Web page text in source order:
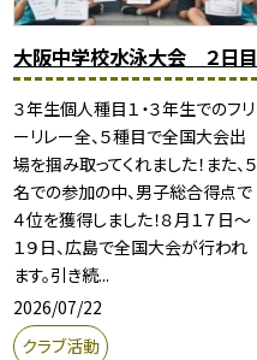
大阪中学校水泳大会 ２日目
３年生個人種目１・３年生でのフリ
ーリレー全、５種目で全国大会出
場を掴み取ってくれました！また、５
名での参加の中、男子総合得点で
４位を獲得しました！８月１７日〜
１９日、広島で全国大会が行われ
ます。引き続...
2026/07/22
クラブ活動